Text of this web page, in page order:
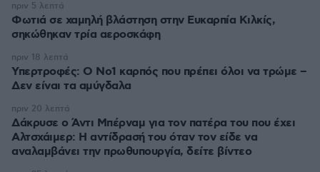
Φωτιά σε χαμηλή βλάστηση στην Ευκαρπία Κιλκίς,
σηκώθηκαν τρία αεροσκάφη
πριν 5 λεπτά
Υπερτροφές: Ο Νο1 καρπός που πρέπει όλοι να τρώμε –
Δεν είναι τα αμύγδαλα
πριν 18 λεπτά
Δάκρυσε ο Άντι Μπέρναμ για τον πατέρα του που έχει
Αλτσχάιμερ: Η αντίδρασή του όταν τον είδε να
αναλαμβάνει την πρωθυπουργία, δείτε βίντεο
πριν 20 λεπτά